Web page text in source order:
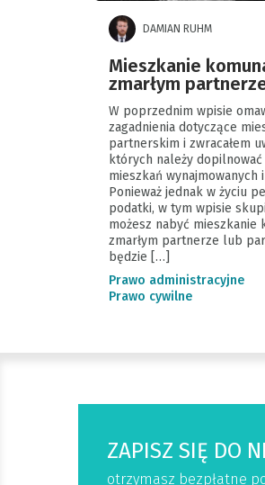
DAMIAN RUHM
Mieszkanie
zmarłym
W poprzednim wpisie
zagadnienia dotyczące
partnerskim i zwracałem
których należy
mieszkań wynajmowanych
Ponieważ jednak w życiu
podatki, w tym wpisie
możesz nabyć mieszkanie
zmarłym partnerze lub
będzie […]
Prawo administracyjne
Prawo cywilne
ZAPISZ SIĘ DO
otrzymasz bezpłatne